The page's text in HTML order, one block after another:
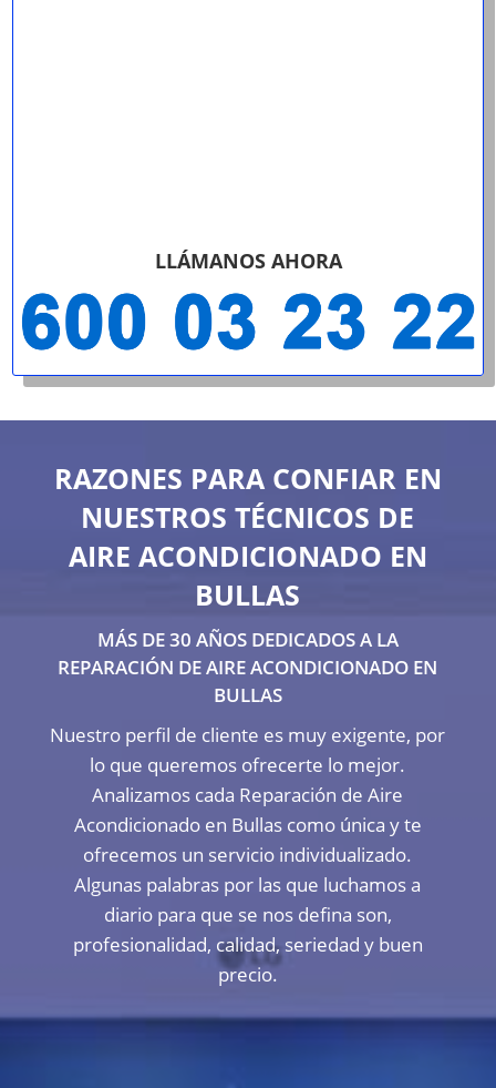
LLÁMANOS AHORA
RAZONES PARA CONFIAR EN
NUESTROS TÉCNICOS DE
AIRE ACONDICIONADO EN
BULLAS
MÁS DE 30 AÑOS DEDICADOS A LA
REPARACIÓN DE AIRE ACONDICIONADO EN
BULLAS
Nuestro perfil de cliente es muy exigente, por
lo que queremos ofrecerte lo mejor.
Analizamos cada Reparación de Aire
Acondicionado en Bullas como única y te
ofrecemos un servicio individualizado.
Algunas palabras por las que luchamos a
diario para que se nos defina son,
profesionalidad, calidad, seriedad y buen
precio.